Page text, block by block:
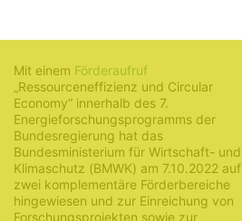
Mit einem Förderaufruf
„Ressourceneffizienz und Circular
Economy“ innerhalb des 7.
Energieforschungsprogramms der
Bundesregierung hat das
Bundesministerium für Wirtschaft- und
Klimaschutz (BMWK) am 7.10.2022 auf
zwei komplementäre Förderbereiche
hingewiesen und zur Einreichung von
Forschungsprojekten sowie zur